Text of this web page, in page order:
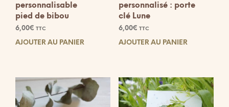
personnalisable
pied de bibou
6,00€ TTC
AJOUTER AU PANIER
personnalisé : porte
clé Lune
6,00€ TTC
AJOUTER AU PANIER